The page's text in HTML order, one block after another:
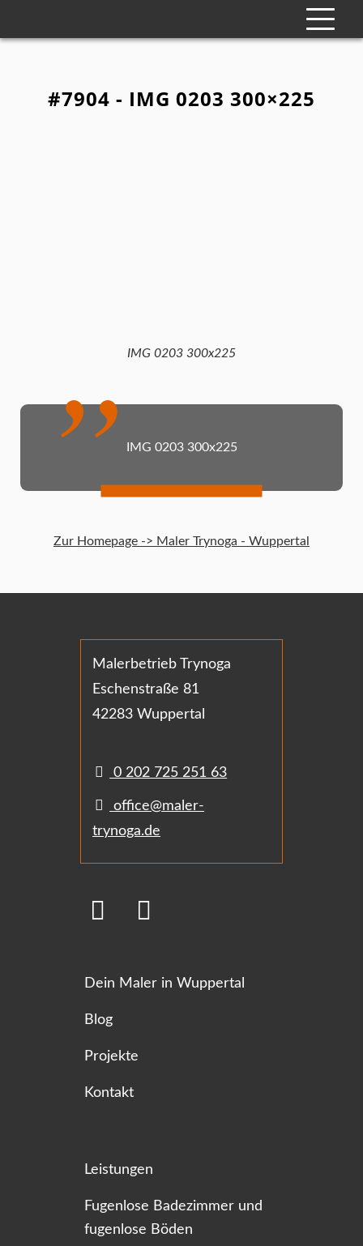
#7904 - IMG 0203 300×225
IMG 0203 300x225
IMG 0203 300x225
Zur Homepage -> Maler Trynoga - Wuppertal
Malerbetrieb Trynoga
Eschenstraße 81
42283 Wuppertal
0 202 725 251 63
office@maler-
trynoga.de
Dein Maler in Wuppertal
Blog
Projekte
Kontakt
Leistungen
Fugenlose Badezimmer und
fugenlose Böden